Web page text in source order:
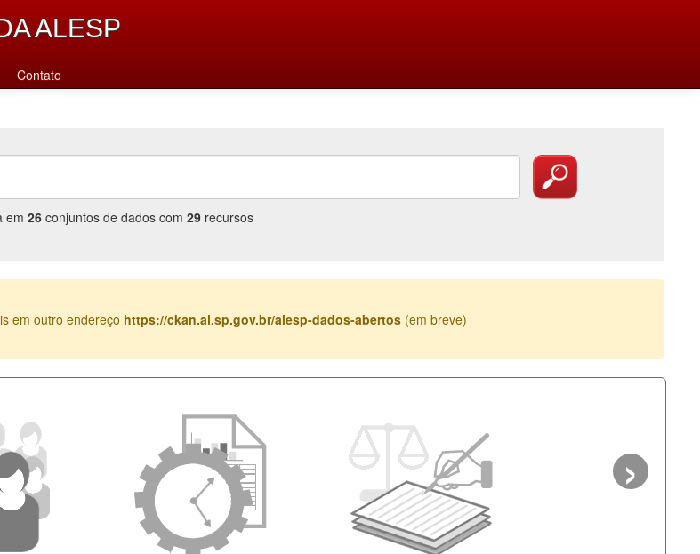
ALESP
Contato
em 26 conjuntos de dados com 29 recursos
em outro endereço https://ckan.al.sp.gov.br/alesp-dados-abertos (em breve)
›